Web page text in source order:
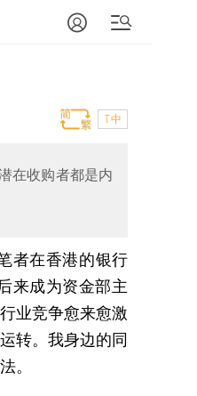
T中
在收购者都是内
者在香港的银行
来成为资金部主
业竞争愈来愈激
转。我身边的同
。